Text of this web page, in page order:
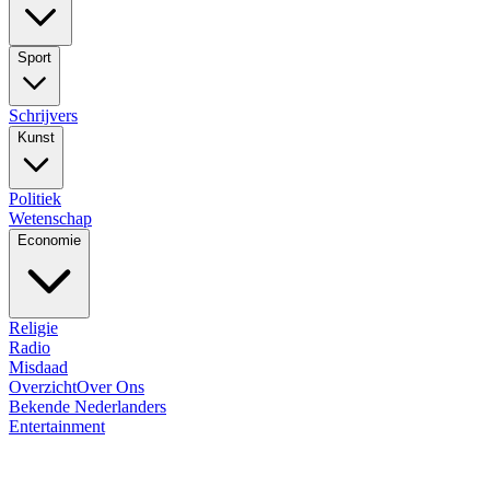
Sport
Schrijvers
Kunst
Politiek
Wetenschap
Economie
Religie
Radio
Misdaad
OverzichtOver Ons
Bekende Nederlanders
Entertainment